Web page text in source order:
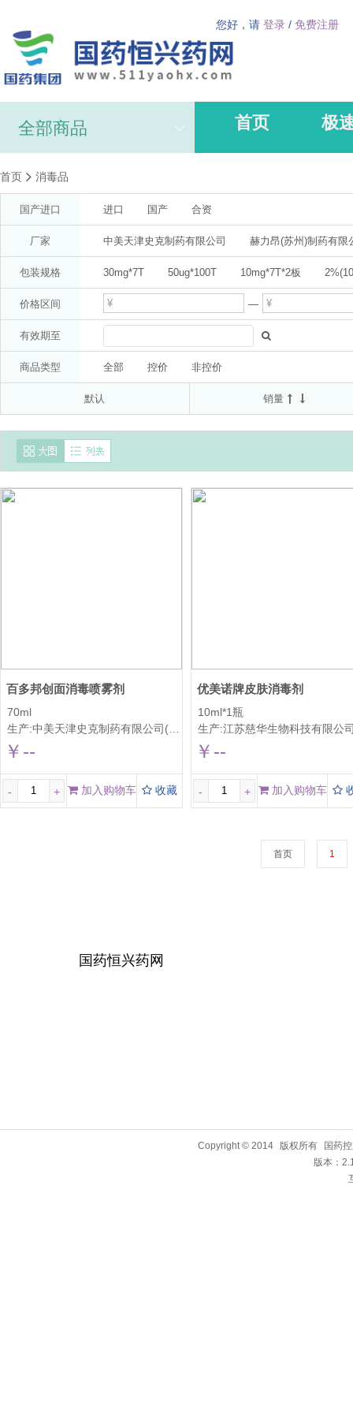
您好，请 登录 / 免费注册
全部商品 首页 极
首页 消毒品
国产进口 进口 国产 合资
厂家 中美天津史克制药有限公司 赫力昂(苏州)制药有限
AstraZeneca AB(分装:阿斯利康制药有限公司) 阿
广州白云山医药集团股份有限公司白云山何济公制药
委托方:拜耳医药保健有限公司(受托方:山东新华制药股
京都念慈菴总厂有限
AstraZeneca Pty Ltd
包装规格 30mg*7T 50ug*100T 10mg*7T*2板
10ml 47.5mg*14T*2板
5mg(按氨氯地平计)*14T
50μg*60D 20mg(以C17H19N3O3S计)*7T*2板
价格区间 —
有效期至
商品类型 全部 控价 非控价
默认 销量
百多邦创面消毒喷雾剂
70ml
生产:中美天津史克制药有限公司(受托方：南京白敬宇制药有限责任公司）
￥--
- + 加入购物车 收藏
优美诺牌皮肤消毒剂
10ml*1瓶
生产:江苏慈华生物科技有限公
￥--
- + 加入购物车
首页 1
国药恒兴药网
Copyright © 2014 版权所有
国药
版本：